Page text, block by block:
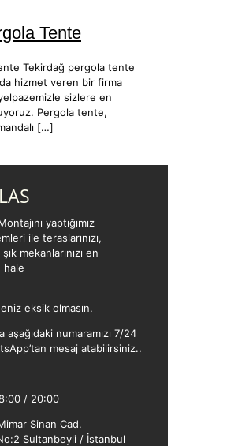
Tente
Tekirdağ pergola tente
hizmet veren bir firma
sizlere en
Pergola tente,
[…]
yaptığımız
ile teraslarınızı,
mekanlarınızı en
hale
eksik olmasın.
aşağıdaki numaramızı 7/24
mesaj atabilirsiniz..
/ 20:00
Sinan Cad.
Sultanbeyli / İstanbul